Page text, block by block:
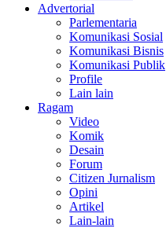
Advertorial
Parlementaria
Komunikasi Sosial
Komunikasi Bisnis
Komunikasi Publik
Profile
Lain lain
Ragam
Video
Komik
Desain
Forum
Citizen Jurnalism
Opini
Artikel
Lain-lain